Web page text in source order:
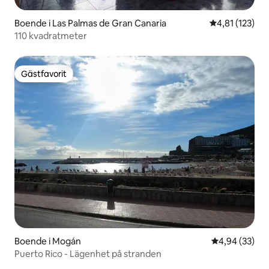
Boende i Las Palmas de Gran Canaria 4,81 av 5 i
4,81 (123)
110 kvadratmeter
Gästfavorit
Gästfavorit
Boende i Mogán 4,94 av 5 i
4,94 (33)
Puerto Rico - Lägenhet på stranden